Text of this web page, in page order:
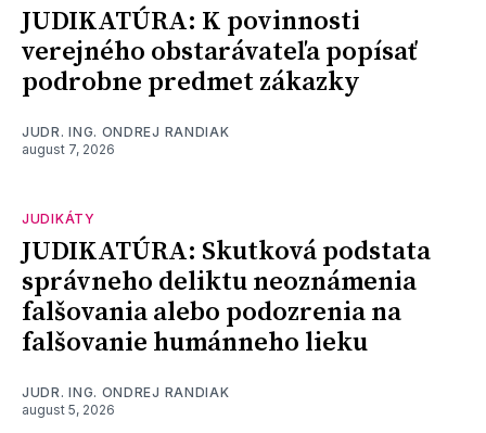
JUDIKATÚRA: K povinnosti
verejného obstarávateľa popísať
podrobne predmet zákazky
JUDR. ING. ONDREJ RANDIAK
august 7, 2026
JUDIKÁTY
JUDIKATÚRA: Skutková podstata
správneho deliktu neoznámenia
falšovania alebo podozrenia na
falšovanie humánneho lieku
JUDR. ING. ONDREJ RANDIAK
august 5, 2026